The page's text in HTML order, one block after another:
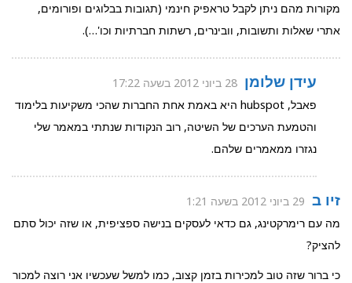
מקורות מהם ניתן לקבל טראפיק חינמי (תגובות בבלוגים ופורומים,
אתרי שאלות ותשובות, וובינרים, רשתות חברתיות וכו'…).
עידן שלומן 28 ביוני 2012 בשעה 17:22
פאבל, hubspot היא באמת אחת החברות שהכי משקיעות בלימוד
והטמעת הערכים של השיטה, רוב הנקודות שנתתי במאמר שלי
נגזרו ממאמרים שלהם.
זיו ב 29 ביוני 2012 בשעה 1:21
מה עם רימרקטינג, גם כדאי לעסקים בנישה ספציפית, או שזה יכול סתם
להציק?
כי ברור שזה טוב למכירות בזמן קצוב, כמו למשל שעכשיו אני רוצה למכור